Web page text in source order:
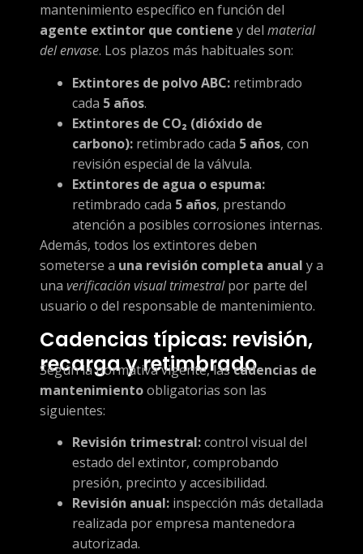
mantenimiento específico en función del
agente extintor que contiene y del material
del envase. Los plazos más habituales son:
Extintores de polvo ABC:retimbrado
cada 5 años.
Extintores de CO₂ (dióxido de
carbono):retimbrado cada 5 años, con
revisión especial de la válvula.
Extintores de agua o espuma:
retimbrado cada 5 años, prestando
atención a posibles corrosiones internas.
Además, todos los extintores deben
someterse a una revisión completa anual y a
una verificación visual trimestralpor parte del
usuario o del responsable de mantenimiento.
Cadencias típicas: revisión,
recarga y retimbrado
Según la normativa vigente, lascadencias de
mantenimientoobligatorias son las
siguientes:
Revisión trimestral:control visual del
estado del extintor, comprobando
presión, precinto y accesibilidad.
Revisión anual:inspección más detallada
realizada por empresa mantenedora
autorizada.